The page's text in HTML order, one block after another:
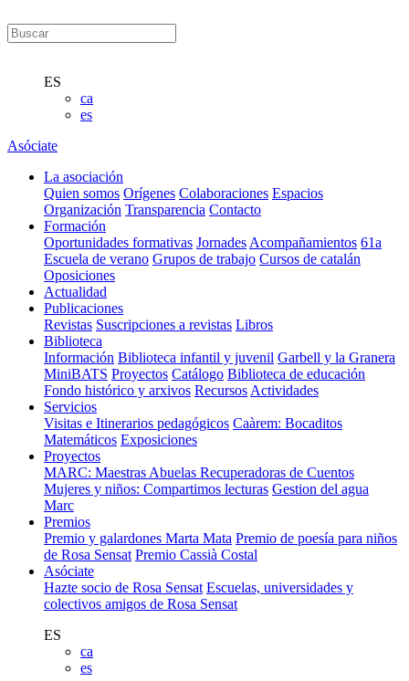
ES
ca
es
Asóciate
La asociación
Quien somos Orígenes Colaboraciones Espacios
Organización Transparencia Contacto
Formación
Oportunidades formativas Jornades Acompañamientos 61a
Escuela de verano Grupos de trabajo Cursos de catalán
Oposiciones
Actualidad
Publicaciones
Revistas Suscripciones a revistas Libros
Biblioteca
Información Biblioteca infantil y juvenil Garbell y la Granera
MiniBATS Proyectos Catálogo Biblioteca de educación
Fondo histórico y arxivos Recursos Actividades
Servicios
Visitas e Itinerarios pedagógicos Caàrem: Bocaditos
Matemáticos Exposiciones
Proyectos
MARC: Maestras Abuelas Recuperadoras de Cuentos
Mujeres y niños: Compartimos lecturas Gestion del agua
Marc
Premios
Premio y galardones Marta Mata Premio de poesía para niños
de Rosa Sensat Premio Cassià Costal
Asóciate
Hazte socio de Rosa Sensat Escuelas, universidades y
colectivos amigos de Rosa Sensat
ES
ca
es